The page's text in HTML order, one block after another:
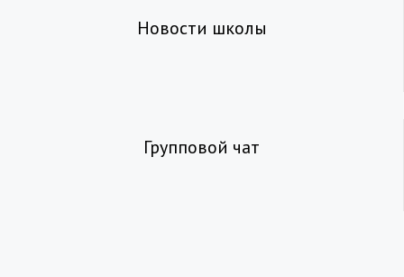
Новости школы
Групповой чат